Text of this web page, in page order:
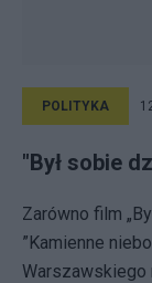
POLITYKA
"Był sobie
Zarówno film
”Kamienne
Warszawskiego